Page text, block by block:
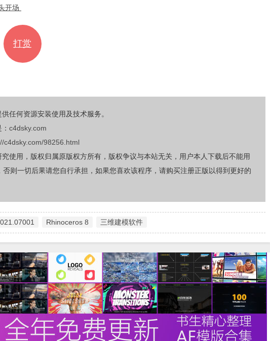
开场
打赏
任何资源安装使用及技术服务。
c4dsky.com
c4dsky.com/98256.html
使用，版权归属原版权方所有，版权争议与本站无关，用户本人下载后不能用
则一切后果请您自行承担，如果您喜欢该程序，请购买注册正版以得到更好的
Rhinoceros 8 三维建模软件